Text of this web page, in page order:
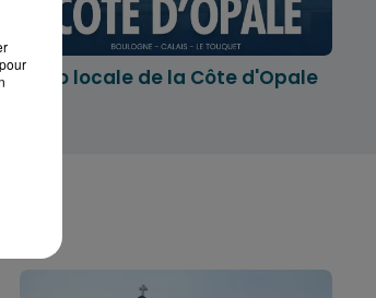
L'info locale de la Côte d'Opale